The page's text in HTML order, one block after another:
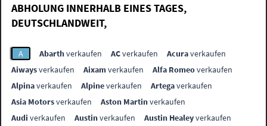
ABHOLUNG INNERHALB EINES TAGES,
DEUTSCHLANDWEIT,
A Abarthverkaufen ACverkaufen Acuraverkaufen
Aiwaysverkaufen Aixamverkaufen Alfa Romeoverkaufen
Alpinaverkaufen Alpineverkaufen Artegaverkaufen
Asia Motorsverkaufen Aston Martinverkaufen
Audi verkaufen Austinverkaufen Austin Healeyverkaufen